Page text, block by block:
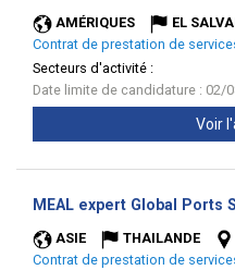
AMÉRIQUES
EL
Contrat de prestation de
Secteurs d'activité :
Date limite de candidature : 02/
Voir
MEAL expert Global Ports
ASIE THAILANDE
Contrat de prestation de